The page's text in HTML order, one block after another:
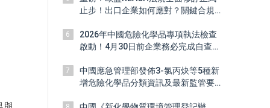
止步！出口企業如何應對？關鍵合規
6
2026年中國危險化學品專項執法檢查
啟動！4月30日前企業務必完成自查整
7
中國應急管理部發佈3-氯丙炔等5種新
增危險化學品分類資訊及最新監管要